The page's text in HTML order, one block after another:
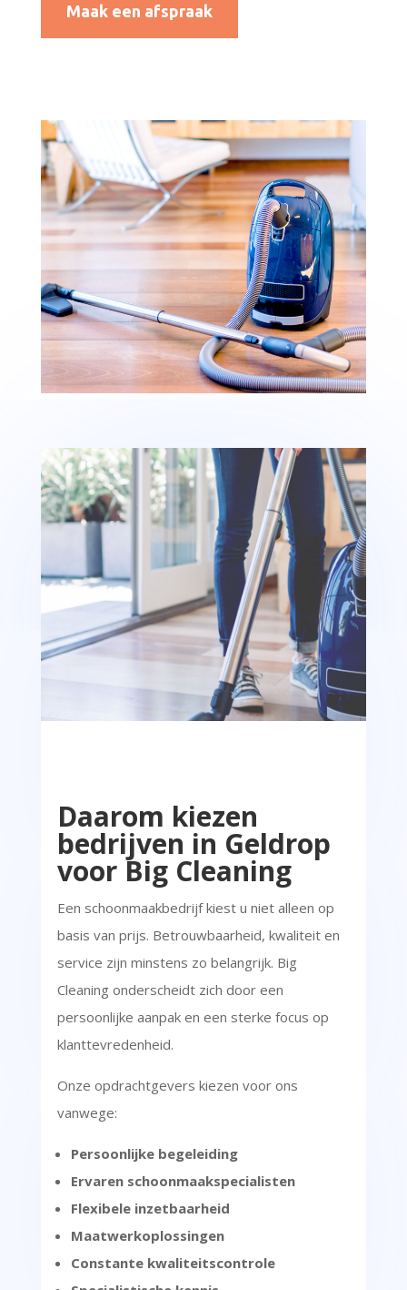
Maak een afspraak
Daarom kiezen
bedrijven in Geldrop
voor Big Cleaning
Een schoonmaakbedrijf kiest u niet alleen op
basis van prijs. Betrouwbaarheid, kwaliteit en
service zijn minstens zo belangrijk. Big
Cleaning onderscheidt zich door een
persoonlijke aanpak en een sterke focus op
klanttevredenheid.
Onze opdrachtgevers kiezen voor ons
vanwege:
Persoonlijke begeleiding
Ervaren schoonmaakspecialisten
Flexibele inzetbaarheid
Maatwerkoplossingen
Constante kwaliteitscontrole